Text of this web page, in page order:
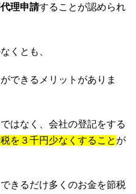
代理申請することが認められ
くとも、
できるメリットがありま
はなく、会社の登記をする
を３千円少なくすること が
きるだけ多くのお金を節税